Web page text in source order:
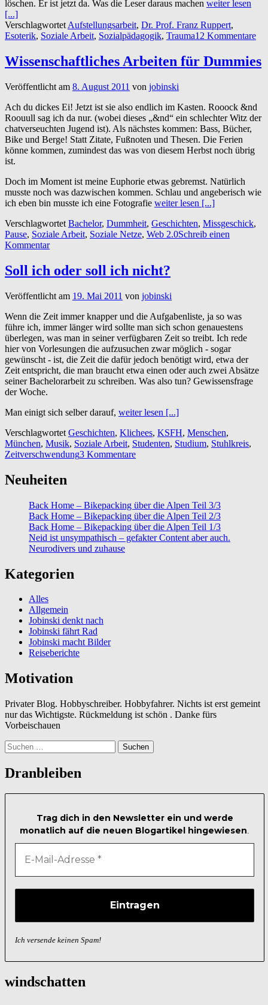
löschen. Er ist jetzt da. Was die Leser daraus machen weiter lesen
[...]
Verschlagwortet Aufstellungsarbeit, Dr. Prof. Franz Ruppert,
Esoterik, Soziale Arbeit, Sozialpädagogik, Trauma12 Kommentare
Wissenschaftliches Arbeiten für Dummies
Veröffentlicht am 8. August 2011 von jobinski
Ach du dickes Ei! Jetzt ist sie also endlich im Kasten. Rooock &nd
Roouull sag ich da nur. (wobei dieses „&nd“ ein schlechter Witz der
chatverseuchten Jugend ist). Als nächstes kommen: Bass, Bücher,
Bike und Berge! Statt Zitate, Fußnoten und Thesen. Die Ferien
könne kommen, zumindest das was von diesem Herbst noch übrig
ist.
Doch im Moment ist meine Euphorie etwas gebremst. Natürlich
musste noch was dazwischen kommen. Schlau und angeberisch wie
ich eben bin musste ich eine Fotografie weiter lesen [...]
Verschlagwortet Bachelor, Dummheit, Geschichten, Missgeschick,
Pause, Soziale Arbeit, Soziale Netze, Web 2.0Schreib einen
Kommentar
Soll ich oder soll ich nicht?
Veröffentlicht am 19. Mai 2011 von jobinski
Wenn die Zeit immer knapper und die Aufgabenliste, ja so was
führe ich, immer länger wird sollte man sich schon genauestens
überlegen, was man in seiner verfügbaren Zeit so treibt. Ich rede
hier von Vorlesungen die aufzusuchen zwar möglich - sogar
gewünscht - ist, die Zeit die dafür jedoch benötigt wird, etwa der
Zeit entspricht, die man braucht etwa einen oder auch zwei Absätze
seiner Bachelorarbeit zu schreiben. Was also tun? Gewissensfrage
der Woche.
Man einigt sich selber darauf, weiter lesen [...]
Verschlagwortet Geschichten, Klichees, KSFH, Menschen,
München, Musik, Soziale Arbeit, Studenten, Studium, Stuhlkreis,
Zeitverschwendung3 Kommentare
Neuheiten
Back Home – Bikepacking über die Alpen Teil 3/3
Back Home – Bikepacking über die Alpen Teil 2/3
Back Home – Bikepacking über die Alpen Teil 1/3
Neid ist unsympathisch – gefakter Content aber auch.
Neurodivers und zuhause
Kategorien
Alles
Allgemein
Jobinski denkt nach
Jobinski fährt Rad
Jobinski macht Bilder
Reiseberichte
Motivation
Privater Blog. Hobbyschreiber. Hobbyfahrer. Nichts ist erst gemeint
nur das Wichtigste. Rückmeldung ist schön . Danke fürs
Vorbeischauen
Suchen
nach:
Dranbleiben
Trag dich in den Newsletter ein und werde
monatlich auf die neuen Blogartikel hingewiesen.
Ich versende keinen Spam!
windschatten